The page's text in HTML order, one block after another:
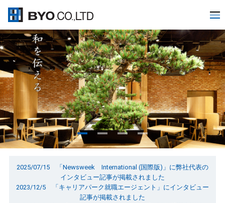
1 2 3 4
2025/07/15 「Newsweek International (国際版)」に弊社代表の
インタビュー記事が掲載されました
2023/12/5 「キャリアパーク就職エージェント」にインタビュー
記事が掲載されました